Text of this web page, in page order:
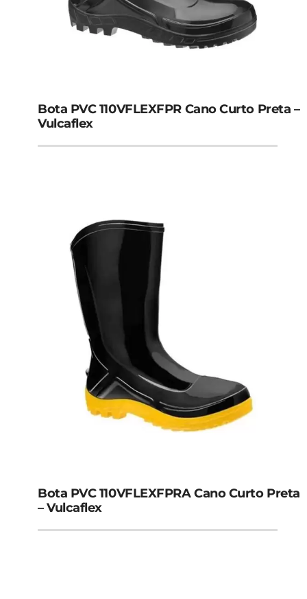
Bota PVC 110VFLEXFPR Cano Curto Preta –
Vulcaflex
Bota PVC 110VFLEXFPRA Cano Curto Preta
– Vulcaflex